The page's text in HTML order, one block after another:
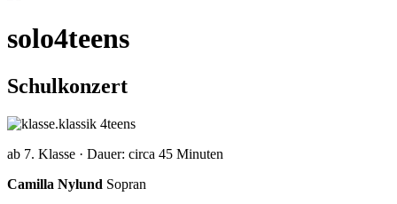
solo4teens
Schulkonzert
ab 7. Klasse · Dauer: circa 45 Minuten
Camilla Nylund Sopran